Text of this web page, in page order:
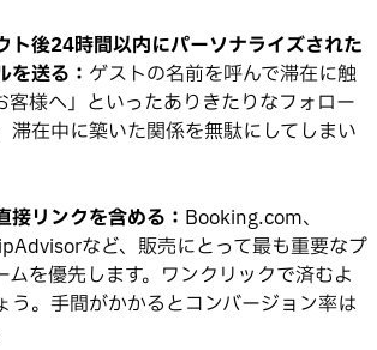
ト後24時間以内にパーソナライズされた
を送る： ゲストの名前を呼んで滞在に触
客様へ」といったありきたりなフォロー
滞在中に築いた関係を無駄にしてしまい
接リンクを含める： Booking.com、
など、販売にとって最も重要なプ
ムを優先します。ワンクリックで済むよ
う。手間がかかるとコンバージョン率は